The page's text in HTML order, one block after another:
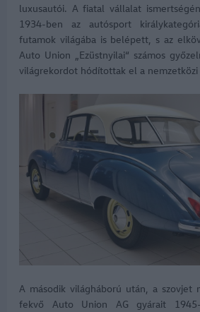
luxusautói. A fiatal vállalat
1934-ben az autósport
futamok világába is belépett, s az
Auto Union „Ezüstnyilai“ számos
világrekordot hódítottak el a nemzetközi
A második világháború után, a szovjet
fekvő Auto Union AG gyárait